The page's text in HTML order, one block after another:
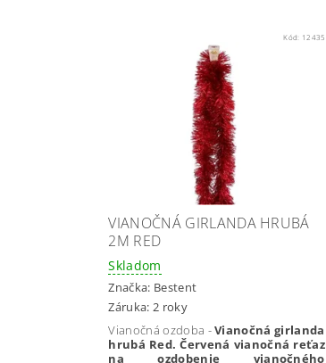
Kód: 12435
VIANOČNÁ GIRLANDA HRUBÁ
2M RED
Skladom
Značka: Bestent
Záruka: 2 roky
Vianočná ozdoba -Vianočná girlanda
hrubá Red. Červená vianočná reťaz
na ozdobenie vianočného